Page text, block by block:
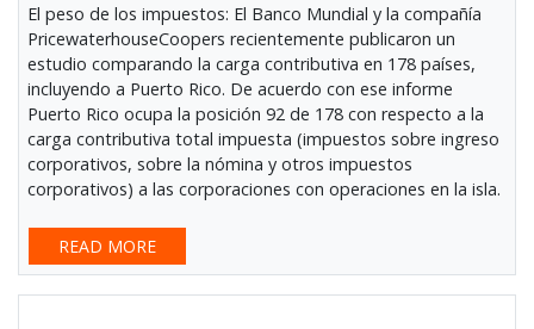
El peso de los impuestos: El Banco Mundial y la compañía
PricewaterhouseCoopers recientemente publicaron un
estudio comparando la carga contributiva en 178 países,
incluyendo a Puerto Rico. De acuerdo con ese informe
Puerto Rico ocupa la posición 92 de 178 con respecto a la
carga contributiva total impuesta (impuestos sobre ingreso
corporativos, sobre la nómina y otros impuestos
corporativos) a las corporaciones con operaciones en la isla.
READ MORE